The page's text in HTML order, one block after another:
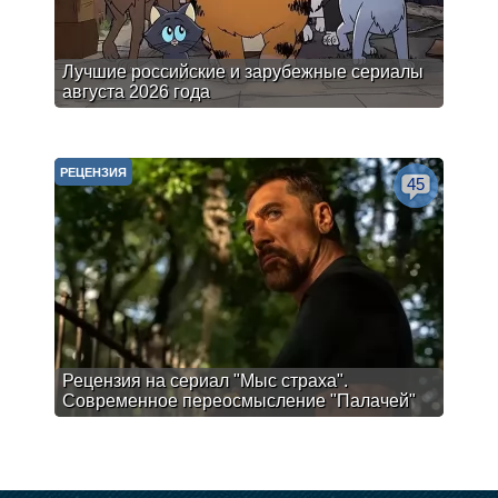
Лучшие российские и зарубежные сериалы
августа 2026 года
Рецензия на сериал "Мыс страха".
Современное переосмысление "Палачей"
РЕЦЕНЗИЯ
45